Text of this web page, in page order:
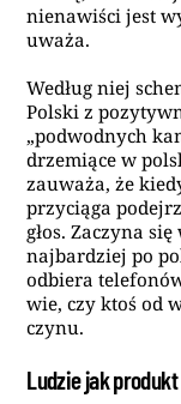
nienawiści jest
uważa.
Według niej
Polski z
„podwodnych
drzemiące w
zauważa, że
przyciąga
głos. Zaczyna
najbardziej po
odbiera
wie, czy ktoś od
czynu.
Ludzie jak produkt